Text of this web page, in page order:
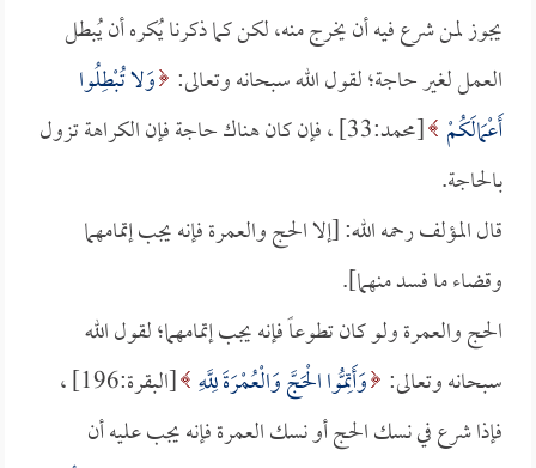
يجوز لمن شرع فيه أن يخرج منه، لكن كما ذكرنا يُكره أن يُبطل
العمل لغير حاجة؛ لقول الله سبحانه وتعالى: وَلا تُبْطِلُوا
أَعْمَالَكُمْ
[محمد:33] ، فإن كان هناك حاجة فإن الكراهة تزول
بالحاجة.
قال المؤلف رحمه الله: [إلا الحج والعمرة فإنه يجب إتمامهما
وقضاء ما فسد منهما].
الحج والعمرة ولو كان تطوعاً فإنه يجب إتمامهما؛ لقول الله
سبحانه وتعالى: وَأَتِمُّوا الْحَجَّ وَالْعُمْرَةَ لِلَّهِ
[البقرة:196] ،
فإذا شرع في نسك الحج أو نسك العمرة فإنه يجب عليه أن